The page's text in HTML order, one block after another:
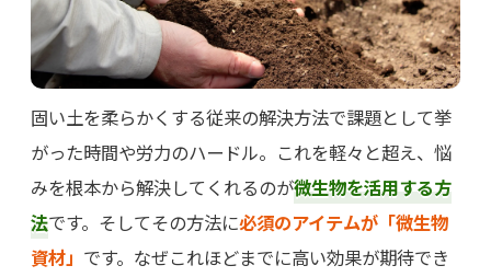
固い土を柔らかくする従来の解決方法で課題として挙
がった時間や労力のハードル。これを軽々と超え、悩
みを根本から解決してくれるのが微生物を活用する方
法です。そしてその方法に必須のアイテムが「微生物
資材」 です。なぜこれほどまでに高い効果が期待でき